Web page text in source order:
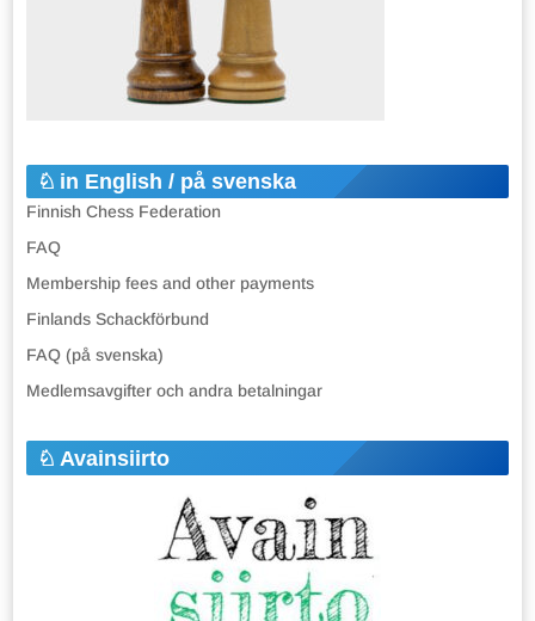
in English / på svenska
Finnish Chess Federation
FAQ
Membership fees and other payments
Finlands Schackförbund
FAQ (på svenska)
Medlemsavgifter och andra betalningar
Avainsiirto